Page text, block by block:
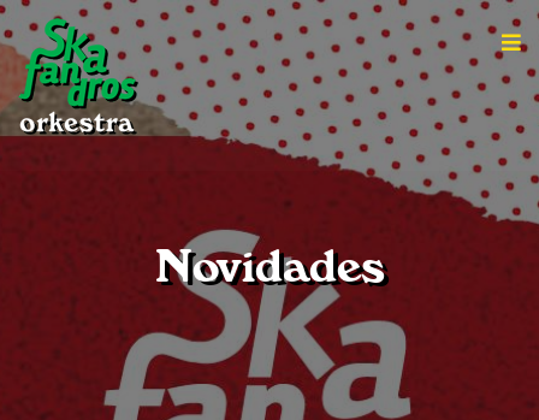
Novidades